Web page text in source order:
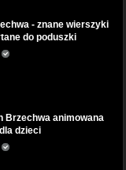
- znane wierszyki
do poduszki
Brzechwa animowana
dzieci